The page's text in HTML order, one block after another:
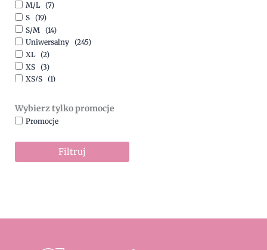
Turkusowy
Zielony
Złoty
(1)
M/L (7)
S (19)
S/M (14)
Uniwersalny (245)
XL (2)
XS (3)
XS/S (1)
Wybierz tylko promocje
Promocje
Filtruj